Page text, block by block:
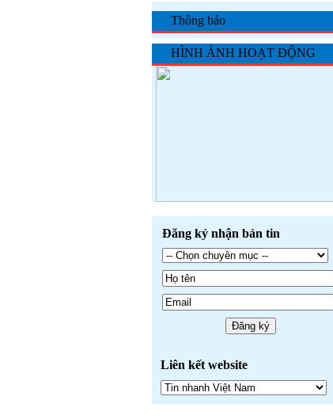
Thông báo
HÌNH ẢNH HOẠT ĐỘNG
Đăng ký nhận bản tin
Liên kết website